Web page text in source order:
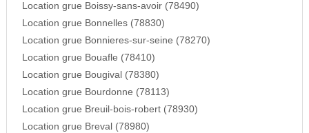
Location grue Boissy-sans-avoir (78490)
Location grue Bonnelles (78830)
Location grue Bonnieres-sur-seine (78270)
Location grue Bouafle (78410)
Location grue Bougival (78380)
Location grue Bourdonne (78113)
Location grue Breuil-bois-robert (78930)
Location grue Breval (78980)